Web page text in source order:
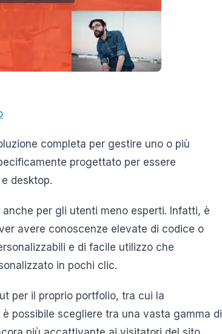
completa per gestire uno o più
progettato per essere
desktop.
per gli utenti meno esperti. Infatti, è
avere conoscenze elevate di codice o
e di facile utilizzo che
in pochi clic.
per il proprio portfolio, tra cui la
possibile scegliere tra una vasta gamma di